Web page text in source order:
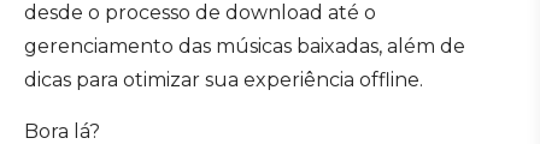
desde o processo de download até o
gerenciamento das músicas baixadas, além de
dicas para otimizar sua experiência offline.
Bora lá?